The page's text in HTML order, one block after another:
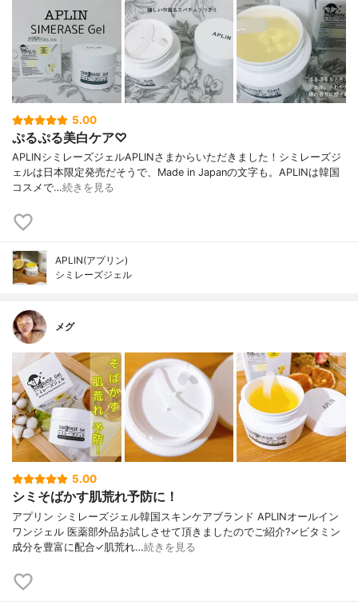
5.00
ぷるぷる美白ケア♡
APLINシミレーズジェルAPLINさまからいただきました！シミレーズジ
ェルは日本限定発売だそうで、Made in Japanの文字も。APLINは韓国
コスメで…続きを見る
APLIN(アプリン)
シミレーズジェル
メグ
5.00
シミそばかす肌荒れ予防に！
アプリン シミレーズジェル韓国スキンケアブランド APLINオールイン
ワンジェル 医薬部外品お試しさせて頂きましたのでご紹介?✓ビタミン
成分を豊富に配合✓肌荒れ…続きを見る